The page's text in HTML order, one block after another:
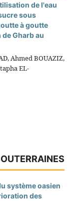
de l'eau
sous
à goutte
Gharb au
Ahmed BOUAZIZ,
EL-
système oasien
des